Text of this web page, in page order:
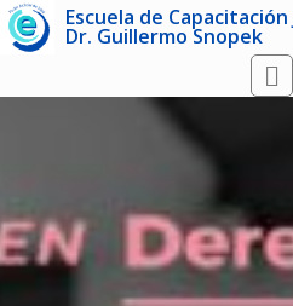
Escuela de Capacitación
Dr. Guillermo Snopek